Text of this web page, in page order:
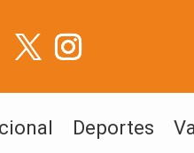
Deportes